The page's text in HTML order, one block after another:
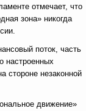
отмечает, что
зона» никогда
поток, часть
настроенных
стороне незаконной
движение»